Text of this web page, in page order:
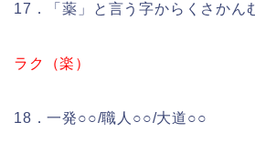
17．「薬」と言う字からくさかん
ラク（楽）
18．一発○○/職人○○/大道○○